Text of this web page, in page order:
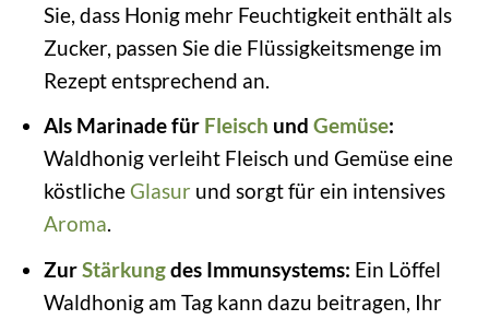
Sie, dass Honig mehr Feuchtigkeit enthält als
Zucker, passen Sie die Flüssigkeitsmenge im
Rezept entsprechend an.
Als Marinade für Fleisch und Gemüse:
Waldhonig verleiht Fleisch und Gemüse eine
köstliche Glasur und sorgt für ein intensives
Aroma.
ZurStärkungdes Immunsystems: Ein Löffel
Waldhonig am Tag kann dazu beitragen, Ihr